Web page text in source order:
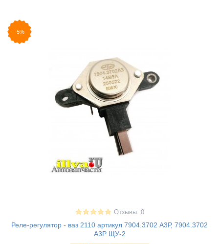
-5%
Отзывы: 0
Реле-регулятор - ваз 2110 артикул 7904.3702 А3Р, 7904.3702
А3Р ЩУ-2